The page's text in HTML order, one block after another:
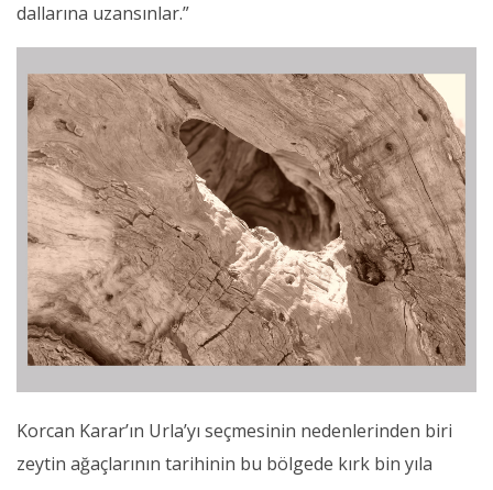
dallarına uzansınlar.”
Korcan Karar’ın Urla’yı seçmesinin nedenlerinden biri
zeytin ağaçlarının tarihinin bu bölgede kırk bin yıla